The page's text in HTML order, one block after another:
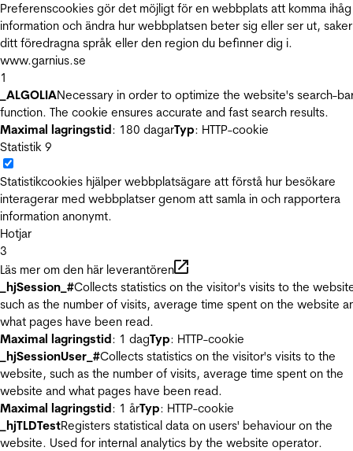
Preferenscookies gör det möjligt för en webbplats att komma ihåg
information och ändra hur webbplatsen beter sig eller ser ut,
ditt föredragna språk eller den region du befinner dig i.
www.garnius.se
1
_ALGOLIANecessary in order to optimize the website's search-
function. The cookie ensures accurate and fast search results.
Maximal lagringstid: 180 dagarTyp: HTTP-cookie
Statistik 9
Statistikcookies hjälper webbplatsägare att förstå hur besökare
interagerar med webbplatser genom att samla in och rapportera
information anonymt.
Hotjar
3
Läs mer om den här leverantören
_hjSession_#Collects statistics on the visitor's visits to the
such as the number of visits, average time spent on the website
what pages have been read.
Maximal lagringstid: 1 dagTyp: HTTP-cookie
_hjSessionUser_#Collects statistics on the visitor's visits to the
website, such as the number of visits, average time spent on the
website and what pages have been read.
Maximal lagringstid: 1 årTyp: HTTP-cookie
_hjTLDTestRegisters statistical data on users' behaviour on the
website. Used for internal analytics by the website operator.